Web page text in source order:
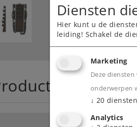
Diensten
Hier kunt u de
leiding! Schakel de
Marketing
Deze
onderwerpen
↓ 20 diensten
Analytics